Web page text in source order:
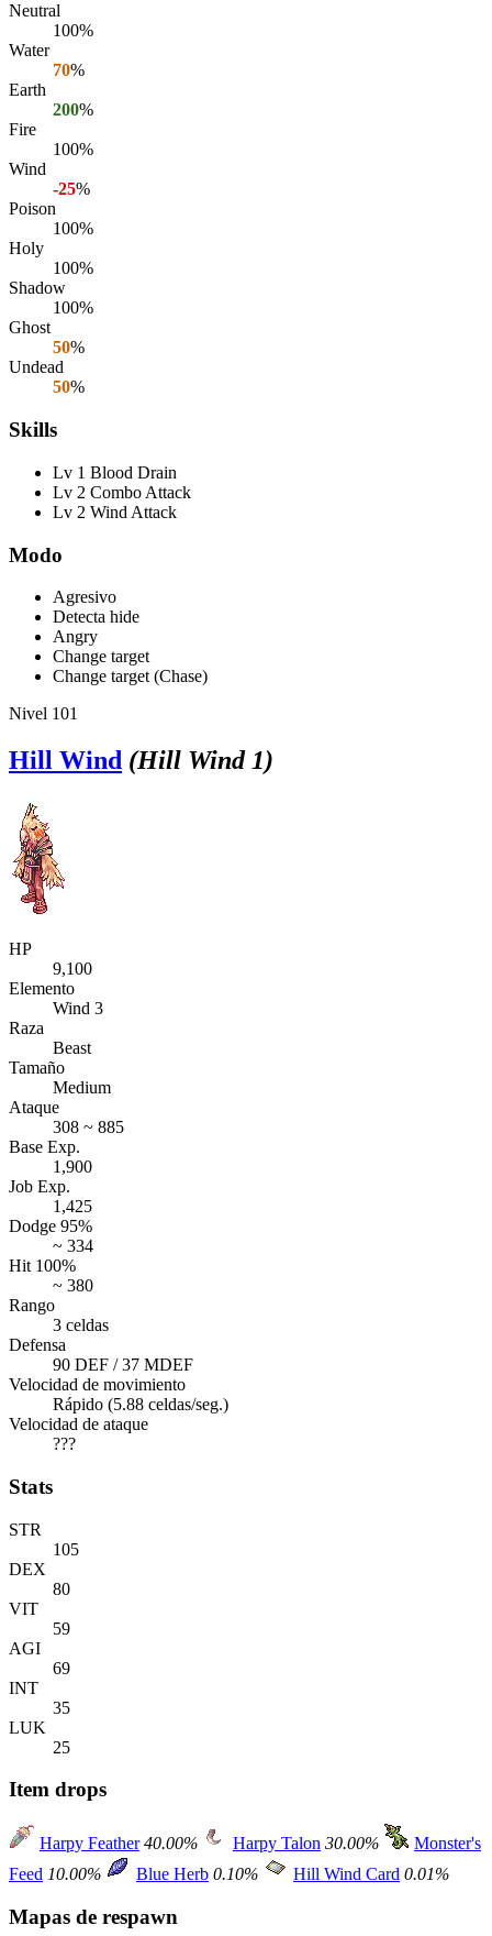
Neutral
100%
Water
70%
Earth
200%
Fire
100%
Wind
-25%
Poison
100%
Holy
100%
Shadow
100%
Ghost
50%
Undead
50%
Skills
Lv 1 Blood Drain
Lv 2 Combo Attack
Lv 2 Wind Attack
Modo
Agresivo
Detecta hide
Angry
Change target
Change target (Chase)
Nivel 101
Hill Wind (Hill Wind 1)
HP
9,100
Elemento
Wind 3
Raza
Beast
Tamaño
Medium
Ataque
308 ~ 885
Base Exp.
1,900
Job Exp.
1,425
Dodge 95%
~ 334
Hit 100%
~ 380
Rango
3 celdas
Defensa
90 DEF / 37 MDEF
Velocidad de movimiento
Rápido (5.88 celdas/seg.)
Velocidad de ataque
???
Stats
STR
105
DEX
80
VIT
59
AGI
69
INT
35
LUK
25
Item drops
Harpy Feather 40.00% Harpy Talon 30.00%
Monster's
Feed 10.00% Blue Herb 0.10% Hill Wind Card 0.01%
Mapas de respawn